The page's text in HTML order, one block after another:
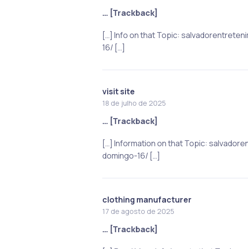
… [Trackback]
[…] Info on that Topic:
16/ […]
visit site
18 de julho de 2025
… [Trackback]
[…] Information on that Topic:
domingo-16/ […]
clothing manufacturer
17 de agosto de 2025
… [Trackback]